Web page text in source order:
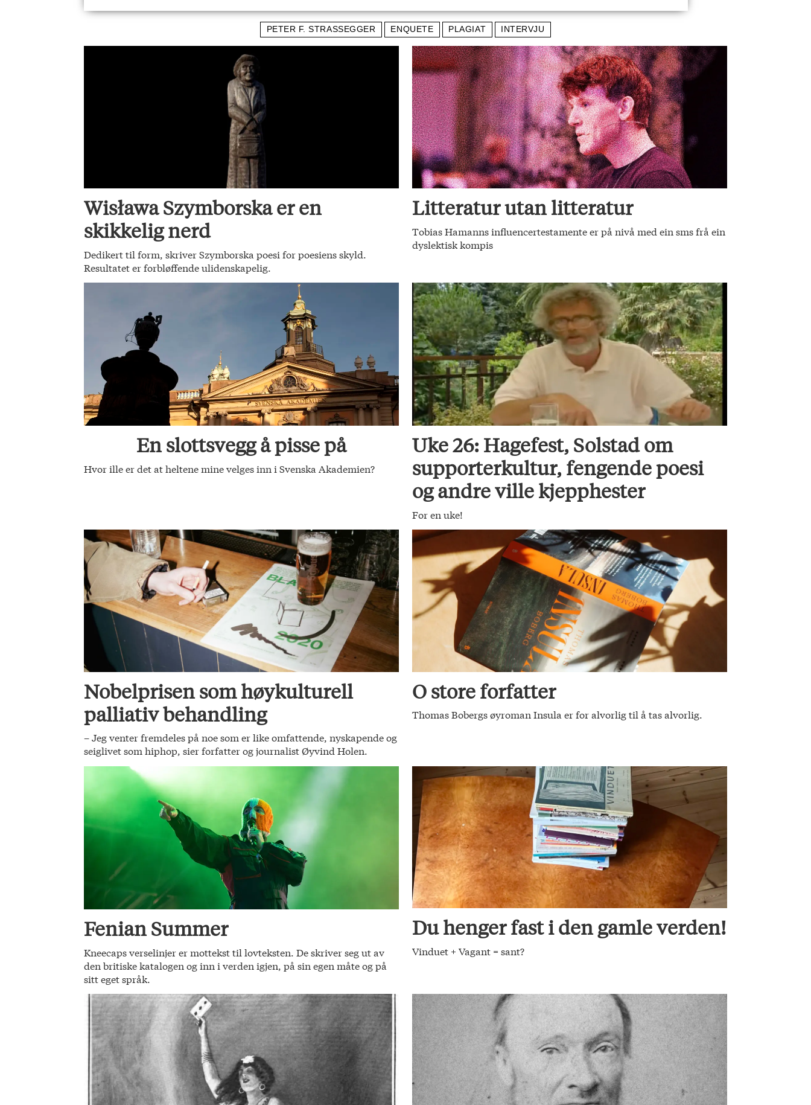
PETER F. STRASSEGGER ENQUETE PLAGIAT INTERVJU
Wisława Szymborska er en
skikkelig nerd
Dedikert til form, skriver Szymborska poesi for poesiens skyld.
Resultatet er forbløffende ulidenskapelig.
Litteratur utan litteratur
Tobias Hamanns influencertestamente er på nivå med ein sms frå ein
dyslektisk kompis
En slottsvegg å pisse på
Hvor ille er det at heltene mine velges inn i Svenska Akademien?
Uke 26: Hagefest, Solstad om
supporterkultur, fengende poesi
og andre ville kjepphester
For en uke!
Nobelprisen som høykulturell
palliativ behandling
– Jeg venter fremdeles på noe som er like omfattende, nyskapende og
seiglivet som hiphop, sier forfatter og journalist Øyvind Holen.
O store forfatter
Thomas Bobergs øyroman Insula er for alvorlig til å tas alvorlig.
Fenian Summer
Kneecaps verselinjer er mottekst til lovteksten. De skriver seg ut av
den britiske katalogen og inn i verden igjen, på sin egen måte og på
sitt eget språk.
Du henger fast i den gamle verden!
Vinduet + Vagant = sant?